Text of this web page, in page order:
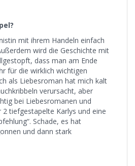
mit ihrem Handeln einfach
wird die Geschichte mit
dass man am Ende
für die wirklich wichtigen
als Liebesroman hat mich kalt
verursacht, aber
bei Liebesromanen und
2 tiefgestapelte Karlys und eine
Schade, es hat
und dann stark